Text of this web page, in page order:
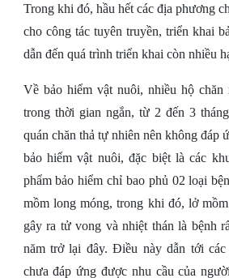
Trong khi đó, hầu hết các địa phương
cho công tác tuyên truyền, triển khai
dẫn đến quá trình triển khai còn nhiều
Về bảo hiểm vật nuôi, nhiều hộ chăn
trong thời gian ngắn, từ 2 đến 3
quán chăn thả tự nhiên nên không đáp
bảo hiểm vật nuôi, đặc biệt là các
phẩm bảo hiểm chỉ bao phủ 02 loại
mồm long móng, trong khi đó, lở
gây ra tử vong và nhiệt thán là bệnh
năm trở lại đây. Điều này dẫn tới
chưa đáp ứng được nhu cầu của